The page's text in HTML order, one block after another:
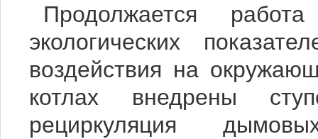
Продолжается
экологических
воздействия на
котлах внедрены
рециркуляция